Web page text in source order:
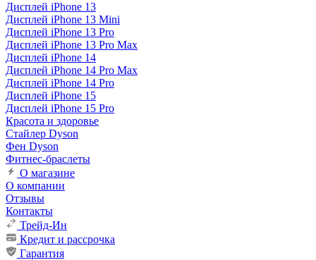
Дисплей iPhone 13
Дисплей iPhone 13 Mini
Дисплей iPhone 13 Pro
Дисплей iPhone 13 Pro Max
Дисплей iPhone 14
Дисплей iPhone 14 Pro Max
Дисплей iPhone 14 Pro
Дисплей iPhone 15
Дисплей iPhone 15 Pro
Красота и здоровье
Стайлер Dyson
Фен Dyson
Фитнес-браслеты
О магазине
О компании
Отзывы
Контакты
Трейд-Ин
Кредит и рассрочка
Гарантия